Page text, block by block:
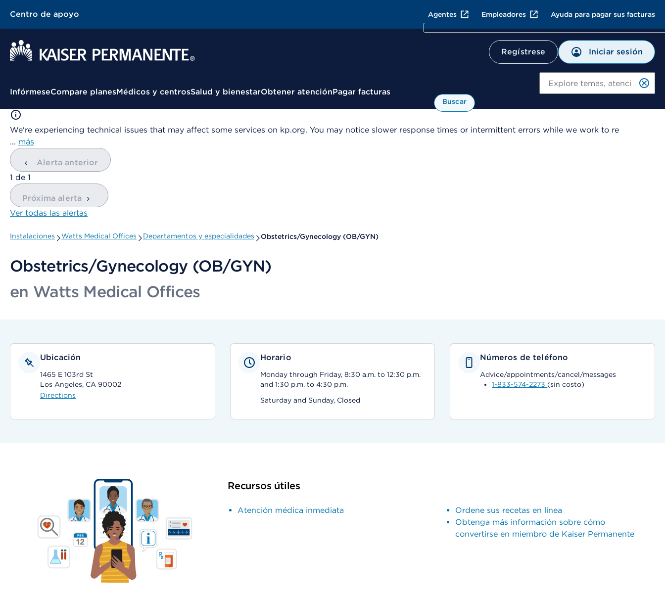
Centro de apoyo Agentes Empleadores Ayuda para pagar sus facturas
Regístrese Iniciar sesión
Menú contextual
InfórmeseCompare planesMédicos y centrosSalud y bienestarObtener atenciónPagar facturas
Buscar
We're experiencing technical issues that may affect some services on kp.org. You may notice slower response times or intermittent errors while we work to re
… más
Alerta anterior
mostrando
1 de 1
Próxima alerta
Ver todas las alertas
Instalaciones Watts Medical Offices Departamentos y especialidades Obstetrics/Gynecology (OB/GYN)
Obstetrics/Gynecology (OB/GYN)
en Watts Medical Offices
Ubicación
1465 E 103rd St
Los Angeles, CA 90002
Directions
Horario
Monday through Friday, 8:30 a.m. to 12:30 p.m.
and 1:30 p.m. to 4:30 p.m.
Saturday and Sunday, Closed
Números de teléfono
Advice/appointments/cancel/messages
1-833-574-2273 (sin costo)
Recursos útiles
Atención médica inmediata
Ordene sus recetas en línea
Obtenga más información sobre cómo
convertirse en miembro de Kaiser Permanente